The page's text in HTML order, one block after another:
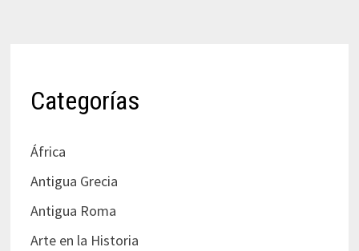
Categorías
África
Antigua Grecia
Antigua Roma
Arte en la Historia